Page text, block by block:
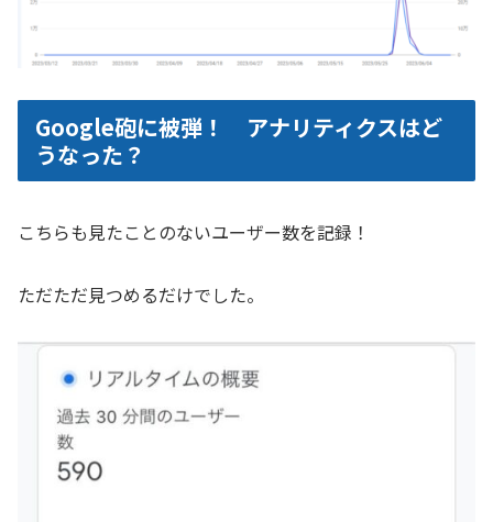
Google砲に被弾！ アナリティクスはど
うなった？
こちらも見たことのないユーザー数を記録！
ただただ見つめるだけでした。